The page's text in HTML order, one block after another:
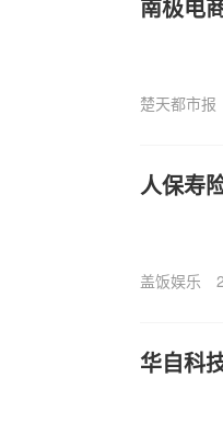
南极电
楚天都市报
人保寿
盖饭娱乐
华自科